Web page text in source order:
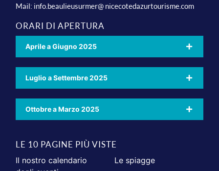
Mail: info.beaulieusurmer@ nicecotedazurtourisme.com
ORARI DI APERTURA
Aprile a Giugno 2025
Luglio a Settembre 2025
Ottobre a Marzo 2025
LE 10 PAGINE PIÙ VISTE
Il nostro calendario
Le spiagge